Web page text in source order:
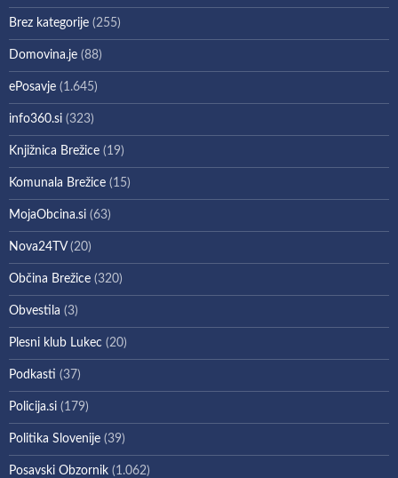
Brez kategorije (255)
Domovina.je (88)
ePosavje (1.645)
info360.si (323)
Knjižnica Brežice (19)
Komunala Brežice (15)
MojaObcina.si (63)
Nova24TV(20)
Občina Brežice (320)
Obvestila (3)
Plesni klub Lukec (20)
Podkasti (37)
Policija.si (179)
Politika Slovenije (39)
Posavski Obzornik (1.062)